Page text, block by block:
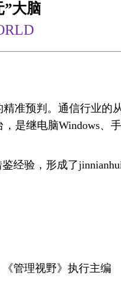
”大脑
准预判。通信行业的
是继电脑Windows、
经验，形成了
管理视野》执行主编